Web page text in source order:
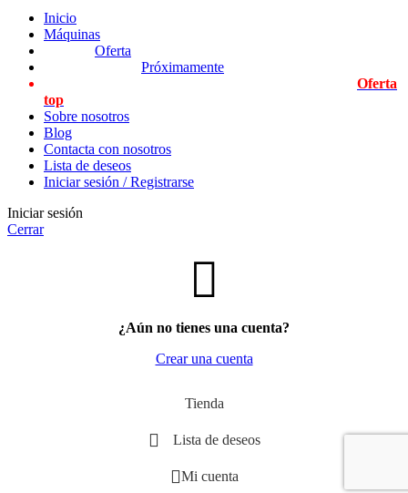
Inicio
Máquinas
Oferta
Próximamente
Oferta
top
Sobre nosotros
Blog
Contacta con nosotros
Lista de deseos
Iniciar sesión / Registrarse
Iniciar sesión
Cerrar
¿Aún no tienes una cuenta?
Crear una cuenta
Tienda
Lista de deseos
Mi cuenta